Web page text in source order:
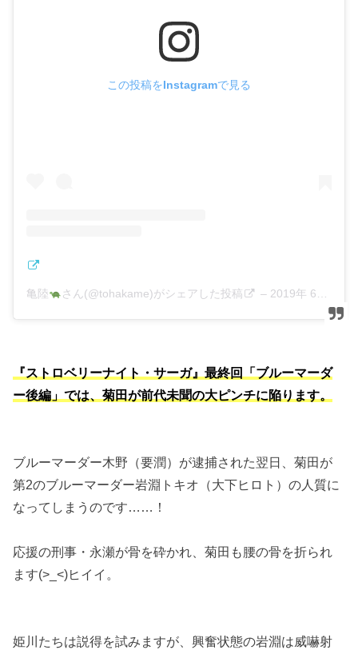
この投稿をInstagramで見る
亀陸 さん(@tohakame)がシェアした投稿 – 2019年 6月月13日午後1時14分PDT
『ストロベリーナイト・サーガ』最終回「ブルーマーダ
ー後編」では、菊田が前代未聞の大ピンチに陥ります。
ブルーマーダー木野（要潤）が逮捕された翌日、菊田が
第2のブルーマーダー岩淵トキオ（大下ヒロト）の人質に
なってしまうのです……！
応援の刑事・永瀬が骨を砕かれ、菊田も腰の骨を折られ
ます(>_<)ヒイイ。
姫川たちは説得を試みますが、興奮状態の岩淵は威嚇射